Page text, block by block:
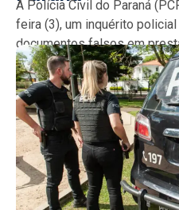
A Polícia Civil do Paraná
feira (3), um inquérito
documentos falsos em